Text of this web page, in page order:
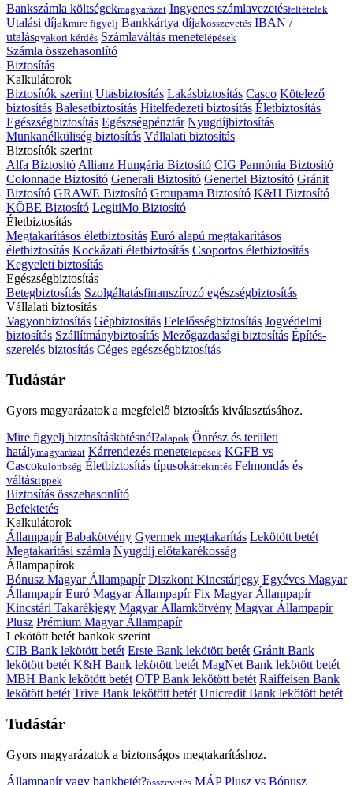
Bankszámla költségekmagyarázat Ingyenes számlavezetésfeltételek
Utalási díjakmire figyelj Bankkártya díjakösszevetés IBAN /
utalásgyakori kérdés Számlaváltás menetelépések
Számla összehasonlító
Biztosítás
Kalkulátorok
Biztosítók szerint Utasbiztosítás Lakásbiztosítás Casco Kötelező
biztosítás Balesetbiztosítás Hitelfedezeti biztosítás Életbiztosítás
Egészségbiztosítás Egészségpénztár Nyugdíjbiztosítás
Munkanélküliség biztosítás Vállalati biztosítás
Biztosítók szerint
Alfa Biztosító Allianz Hungária Biztosító CIG Pannónia Biztosító
Colonnade Biztosító Generali Biztosító Genertel Biztosító Gránit
Biztosító GRAWE Biztosító Groupama Biztosító K&H Biztosító
KÖBE Biztosító LegitiMo Biztosító
Életbiztosítás
Megtakarításos életbiztosítás Euró alapú megtakarításos
életbiztosítás Kockázati életbiztosítás Csoportos életbiztosítás
Kegyeleti biztosítás
Egészségbiztosítás
Betegbiztosítás Szolgáltatásfinanszírozó egészségbiztosítás
Vállalati biztosítás
Vagyonbiztosítás Gépbiztosítás Felelősségbiztosítás Jogvédelmi
biztosítás Szállítmánybiztosítás Mezőgazdasági biztosítás Építés-
szerelés biztosítás Céges egészségbiztosítás
Tudástár
Gyors magyarázatok a megfelelő biztosítás kiválasztásához.
Mire figyelj biztosításkötésnél?alapok Önrész és területi
hatálymagyarázat Kárrendezés menetelépések KGFB vs
Cascokülönbség Életbiztosítás típusokáttekintés Felmondás és
váltástippek
Biztosítás összehasonlító
Befektetés
Kalkulátorok
Állampapír Babakötvény Gyermek megtakarítás Lekötött betét
Megtakarítási számla Nyugdíj előtakarékosság
Állampapírok
Bónusz Magyar Állampapír Diszkont Kincstárjegy Egyéves Magyar
Állampapír Euró Magyar Állampapír Fix Magyar Állampapír
Kincstári Takarékjegy Magyar Államkötvény Magyar Állampapír
Plusz Prémium Magyar Állampapír
Lekötött betét bankok szerint
CIB Bank lekötött betét Erste Bank lekötött betét Gránit Bank
lekötött betét K&H Bank lekötött betét MagNet Bank lekötött betét
MBH Bank lekötött betét OTP Bank lekötött betét Raiffeisen Bank
lekötött betét Trive Bank lekötött betét Unicredit Bank lekötött betét
Tudástár
Gyors magyarázatok a biztonságos megtakarításhoz.
Állampapír vagy bankbetét?összevetés MÁP Plusz vs Bónusz